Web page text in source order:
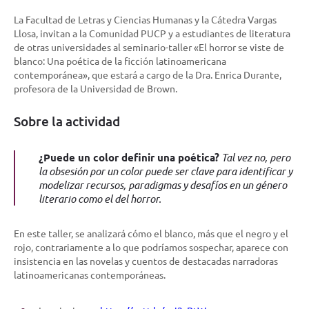
La Facultad de Letras y Ciencias Humanas y la Cátedra Vargas
Llosa, invitan a la Comunidad PUCP y a estudiantes de literatura
de otras universidades al seminario-taller «El horror se viste de
blanco: Una poética de la ficción latinoamericana
contemporánea», que estará a cargo de la Dra. Enrica Durante,
profesora de la Universidad de Brown.
Sobre la actividad
¿Puede un color definir una poética? Tal vez no, pero
la obsesión por un color puede ser clave para identificar y
modelizar recursos, paradigmas y desafíos en un género
literario como el del horror.
En este taller, se analizará cómo el blanco, más que el negro y el
rojo, contrariamente a lo que podríamos sospechar, aparece con
insistencia en las novelas y cuentos de destacadas narradoras
latinoamericanas contemporáneas.